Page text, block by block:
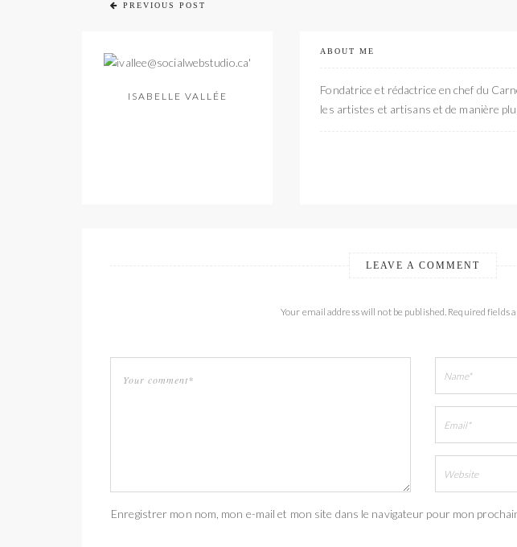
PREVIOUS POST
ISABELLE VALLÉE
ABOUT ME
Fondatrice et rédactrice en chef du
les artistes et artisans et de manière
LEAVE A COMMENT
Your email address will not be published. Required fields
Enregistrer mon nom, mon e-mail et mon site dans le navigateur pour mon